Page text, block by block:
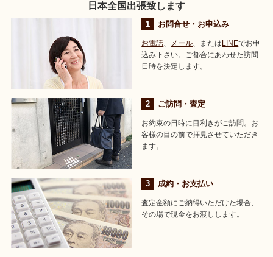
日本全国出張致します
お問合せ・お申込み
お電話、 メール、または LINEでお申
込み下さい。ご都合にあわせた訪問
日時を決定します。
ご訪問・査定
お約束の日時に目利きがご訪問。お
客様の目の前で拝見させていただき
ます。
成約・お支払い
査定金額にご納得いただけた場合、
その場で現金をお渡しします。